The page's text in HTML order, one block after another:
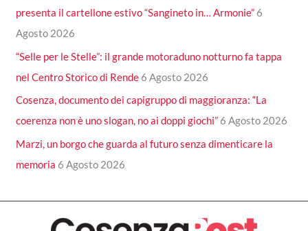
presenta il cartellone estivo “Sangineto in… Armonie” 6
Agosto 2026
“Selle per le Stelle”: il grande motoraduno notturno fa tappa
nel Centro Storico di Rende 6 Agosto 2026
Cosenza, documento dei capigruppo di maggioranza: “La
coerenza non è uno slogan, no ai doppi giochi” 6 Agosto 2026
Marzi, un borgo che guarda al futuro senza dimenticare la
memoria 6 Agosto 2026